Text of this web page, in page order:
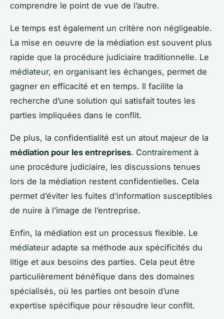
comprendre le point de vue de l’autre.
Le temps est également un critère non négligeable.
La mise en oeuvre de la médiation est souvent plus
rapide que la procédure judiciaire traditionnelle. Le
médiateur, en organisant les échanges, permet de
gagner en efficacité et en temps. Il facilite la
recherche d’une solution qui satisfait toutes les
parties impliquées dans le conflit.
De plus, la confidentialité est un atout majeur de la
médiation pour les entreprises. Contrairement à
une procédure judiciaire, les discussions tenues
lors de la médiation restent confidentielles. Cela
permet d’éviter les fuites d’information susceptibles
de nuire à l’image de l’entreprise.
Enfin, la médiation est un processus flexible. Le
médiateur adapte sa méthode aux spécificités du
litige et aux besoins des parties. Cela peut être
particulièrement bénéfique dans des domaines
spécialisés, où les parties ont besoin d’une
expertise spécifique pour résoudre leur conflit.